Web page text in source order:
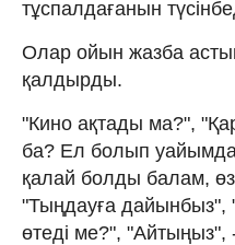
тұспалдағанын
Олар ойын жазба
қалдырды.
"Кино ақтады ма?",
ба? Ел болып
қалай болды балам,
"Тыңдауға дайынбыз",
өтеді ме?", "Айтыңыз",